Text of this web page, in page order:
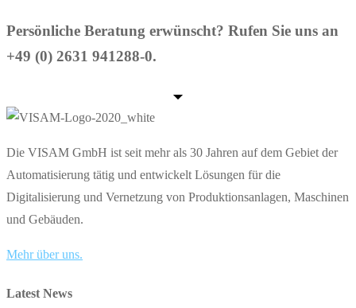
Persönliche Beratung erwünscht? Rufen Sie uns an
+49 (0) 2631 941288-0.
Die VISAM GmbH ist seit mehr als 30 Jahren auf dem Gebiet der
Automatisierung tätig und entwickelt Lösungen für die
Digitalisierung und Vernetzung von Produktionsanlagen, Maschinen
und Gebäuden.
Mehr über uns.
Latest News